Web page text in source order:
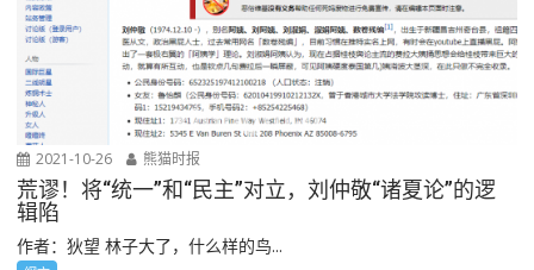
2021-10-26 熊猫时报
荒谬！将“统一”和“民主”对立，刘仲敬“诸夏论”的逻
辑陷
作者：狄望 林子大了，什么样的鸟...